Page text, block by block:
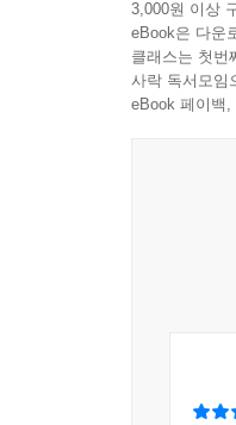
3,000원 이상
eBook은 다운
클래스는 첫번
사락 독서모임
eBook 페이백